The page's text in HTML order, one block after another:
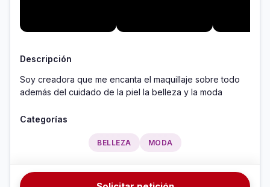
Descripción
Soy creadora que me encanta el maquillaje sobre todo
además del cuidado de la piel la belleza y la moda
Categorías
BELLEZA MODA